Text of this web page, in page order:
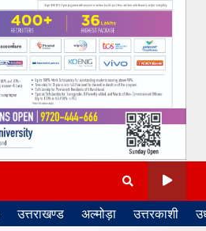
उत्तराखण्ड अल्मोड़ा उत्तरकाशी